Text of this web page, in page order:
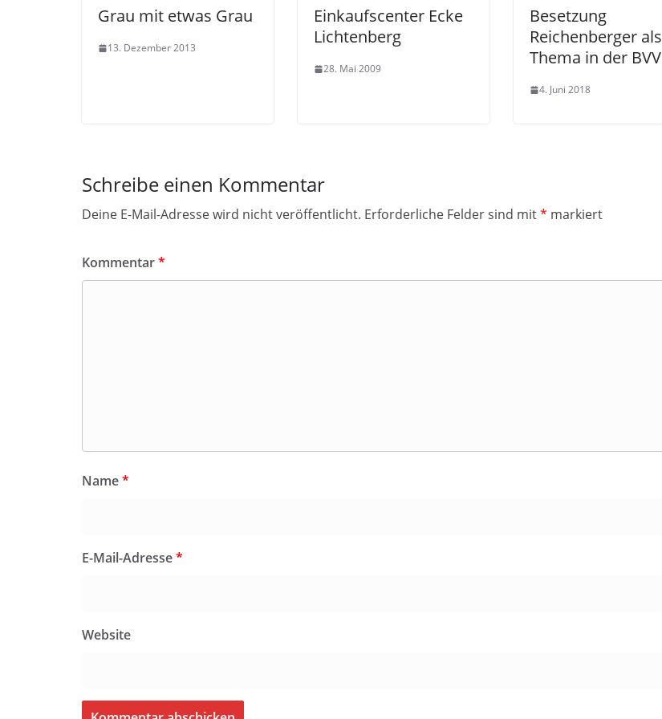
Grau mit etwas Grau
13. Dezember 2013
Einkaufscenter Ecke
Lichtenberg
28. Mai 2009
Besetzung
Reichenberger als
Thema in der BVV
4. Juni 2018
Schreibe einen Kommentar
Deine E-Mail-Adresse wird nicht veröffentlicht. Erforderliche Felder sind mit* markiert
Kommentar*
Name*
E-Mail-Adresse*
Website